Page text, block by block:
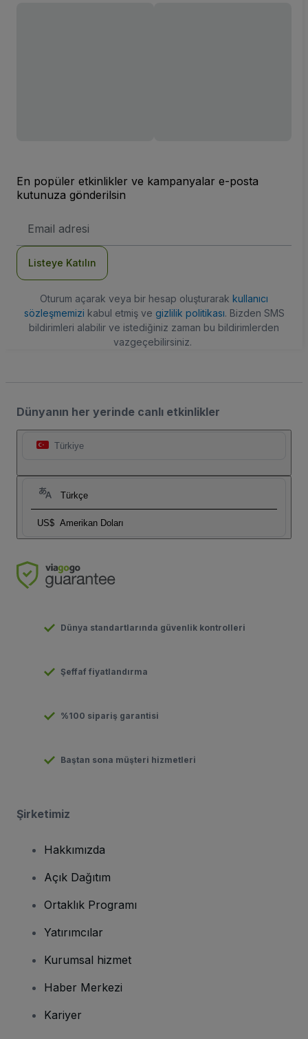
En popüler etkinlikler ve kampanyalar e-posta
kutunuza gönderilsin
posta
Listeye Katılın
Oturum açarak veya bir hesap oluşturarak kullanıcı
sözleşmemizi kabul etmiş ve gizlilik politikası. Bizden SMS
bildirimleri alabilir ve istediğiniz zaman bu bildirimlerden
vazgeçebilirsiniz.
Dünyanın her yerinde canlı etkinlikler
Türkiye
Türkçe
US$ Amerikan Doları
Dünya standartlarında güvenlik kontrolleri
Şeffaf fiyatlandırma
%100 sipariş garantisi
Baştan sona müşteri hizmetleri
Şirketimiz
Hakkımızda
Açık Dağıtım
Ortaklık Programı
Yatırımcılar
Kurumsal hizmet
Haber Merkezi
Kariyer